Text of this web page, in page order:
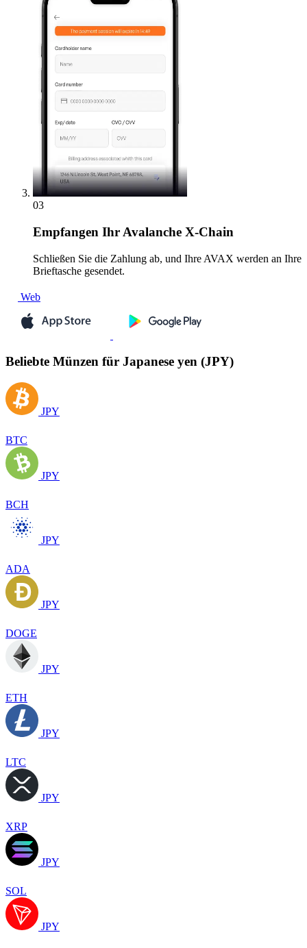
03
Empfangen Ihr Avalanche X-Chain
Schließen Sie die Zahlung ab, und Ihre AVAX werden an Ihre
Brieftasche gesendet.
Web
Beliebte Münzen für Japanese yen (JPY)
JPY
BTC
JPY
BCH
JPY
ADA
JPY
DOGE
JPY
ETH
JPY
LTC
JPY
XRP
JPY
SOL
JPY